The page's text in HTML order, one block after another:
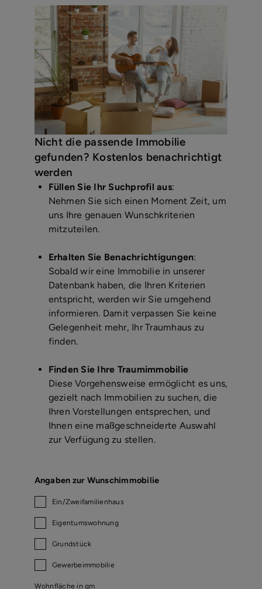
Mehr erfahren
Nicht die passende Immobilie
gefunden? Kostenlos benachrichtigt
werden
Füllen Sie Ihr Suchprofil aus:
Nehmen Sie sich einen Moment Zeit, um
uns Ihre genauen Wunschkriterien
mitzuteilen.
Erhalten Sie Benachrichtigungen:
Sobald wir eine Immobilie in unserer
Datenbank haben, die Ihren Kriterien
entspricht, werden wir Sie umgehend
informieren. Damit verpassen Sie keine
Gelegenheit mehr, Ihr Traumhaus zu
finden.
Finden Sie Ihre Traumimmobilie
Diese Vorgehensweise ermöglicht es uns,
gezielt nach Immobilien zu suchen, die
Ihren Vorstellungen entsprechen, und
Ihnen eine maßgeschneiderte Auswahl
zur Verfügung zu stellen.
Angaben zur Wunschimmobilie
Ein/Zweifamilienhaus
Eigentumswohnung
Grundstück
Gewerbeimmobilie
Wohnfläche in qm